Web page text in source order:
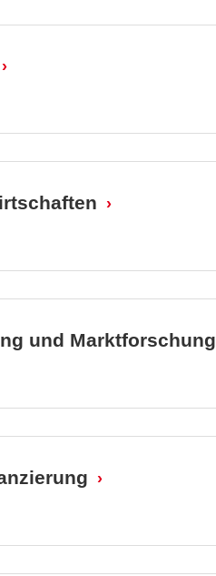
und Marktforschung